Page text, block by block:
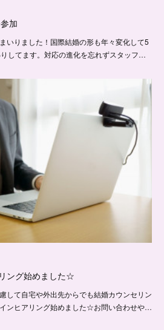
加
いりました！国際結婚の形も年々変化して5
してます。対応の進化を忘れずスタッフ…
ング始めました☆
して自宅や外出先からでも結婚カウンセリン
ンヒアリング始めました☆お問い合わせや…